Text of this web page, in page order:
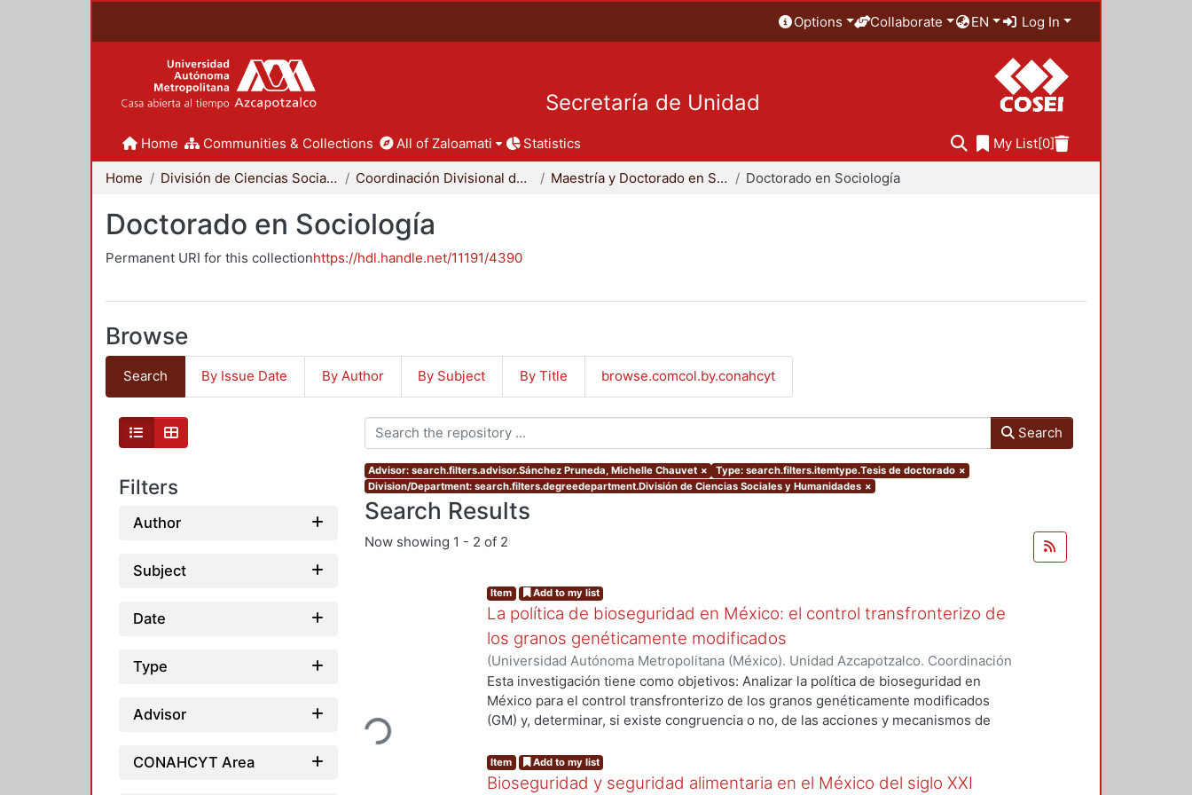
Options Collaborate EN Log In
Secretaría de Unidad
Home Communities & Collections All of Zaloamati Statistics My List[0]
Home División de Ciencias Sociales y Humanidades Coordinación Divisional de Posgrado Maestría y Doctorado en Sociología Doctorado en Sociología
Doctorado en Sociología
Permanent URI for this collectionhttps://hdl.handle.net/11191/4390
Browse
Search By Issue Date By Author By Subject By Title browse.comcol.by.conahcyt
Filters
Author
Subject
Date
Type
Advisor
CONAHCYT Area
Search
Advisor: search.filters.advisor.Sánchez Pruneda, Michelle Chauvet × Type: search.filters.itemtype.Tesis de doctorado ×
Division/Department: search.filters.degreedepartment.División de Ciencias Sociales y Humanidades ×
Search Results
Now showing 1 - 2 of 2
Loading...
Item Add to my list
La política de bioseguridad en México: el control transfronterizo de
los granos genéticamente modificados
(Universidad Autónoma Metropolitana (México). Unidad Azcapotzalco. Coordinación
de Servicios de Información.,2013-10-30)AVILA DOMINGUEZ, JORGE
Esta investigación tiene como objetivos: Analizar la política de bioseguridad en
México para el control transfronterizo de los granos genéticamente modificados
(GM) y, determinar, si existe congruencia o no, de las acciones y mecanismos de
adversos a la sociedad mexicana, su economía y el medio ambiente. Asimismo,
examinar las percepciones y sentidos que los actores sociales involucrados del
Item Add to my list
Bioseguridad y seguridad alimentaria en el México del siglo XXI